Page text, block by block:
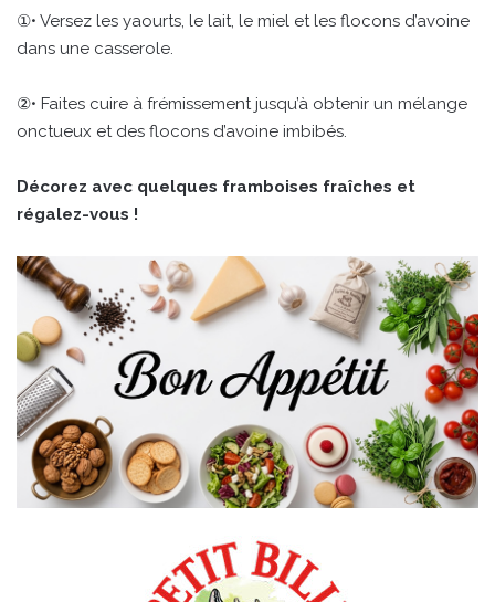
①• Versez les yaourts, le lait, le miel et les flocons d’avoine
dans une casserole.
②• Faites cuire à frémissement jusqu’à obtenir un mélange
onctueux et des flocons d’avoine imbibés.
Décorez avec quelques framboises fraîches et
régalez-vous !